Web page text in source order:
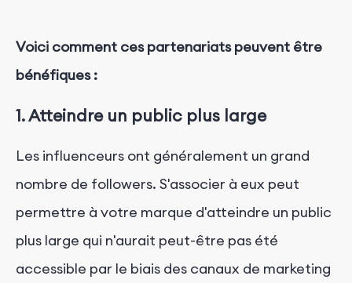
Voici comment ces partenariats peuvent être
bénéfiques :
1. Atteindre un public plus large
Les influenceurs ont généralement un grand
nombre de followers. S'associer à eux peut
permettre à votre marque d'atteindre un public
plus large qui n'aurait peut-être pas été
accessible par le biais des canaux de marketing